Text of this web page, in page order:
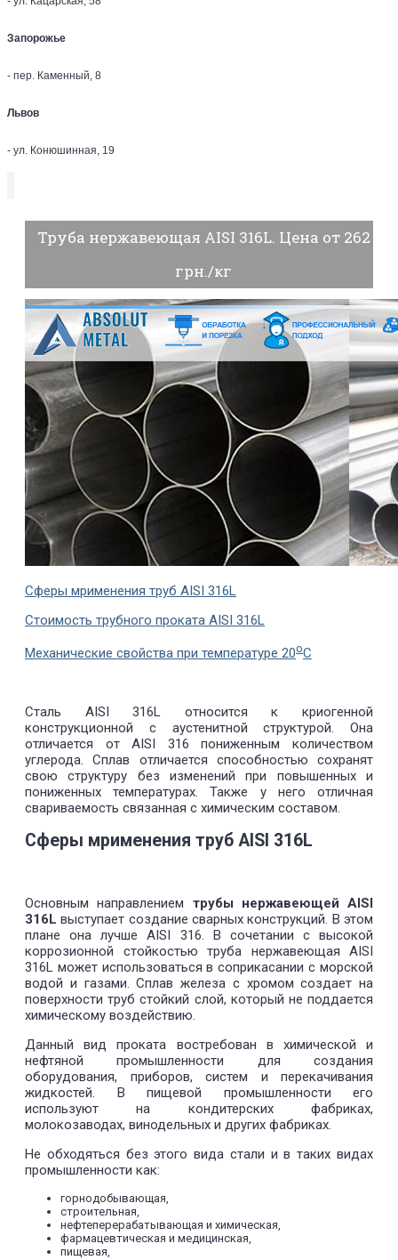
Запорожье
- пер. Каменный, 8
Львов
- ул. Конюшинная, 19
Труба нержавеющая AISI 316L. Цена от 262
грн./кг
Сферы мрименения труб AISI 316L
Стоимость трубного проката AISI 316L
Механические свойства при температуре 20оС
Сталь AISI 316L относится к криогенной
конструкционной с аустенитной структурой. Она
отличается от AISI 316 пониженным количеством
углерода. Сплав отличается способностью сохранят
свою структуру без изменений при повышенных и
пониженных температурах. Также у него отличная
свариваемость связанная с химическим составом.
Сферы мрименения труб AISI 316L
Основным направлением трубы нержавеющей AISI
316L выступает создание сварных конструкций. В этом
плане она лучше AISI 316. В сочетании с высокой
коррозионной стойкостью труба нержавеющая AISI
316L может использоваться в соприкасании с морской
водой и газами. Сплав железа с хромом создает на
поверхности труб стойкий слой, который не поддается
химическому воздействию.
Данный вид проката востребован в химической и
нефтяной промышленности для создания
оборудования, приборов, систем и перекачивания
жидкостей. В пищевой промышленности его
используют на кондитерских фабриках,
молокозаводах, винодельных и других фабриках.
Не обходяться без этого вида стали и в таких видах
промышленности как:
горнодобывающая,
строительная,
нефтеперерабатывающая и химическая,
фармацевтическая и медицинская,
пищевая,